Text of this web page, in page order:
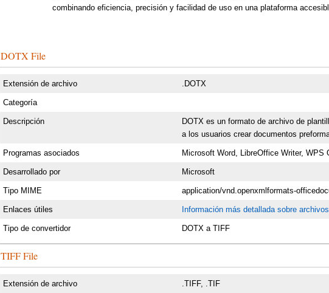
combinando eficiencia, precisión y facilidad de uso en una plataforma
DOTX File
Extensión de archivo .DOTX
Categoría
Descripción
DOTX es un formato de archivo de
a los usuarios crear documentos
Programas asociados Microsoft Word, LibreOffice Writer, WPS
Desarrollado por Microsoft
Tipo MIME application/vnd.openxmlformats-
Enlaces útiles Información más detallada sobre
Tipo de convertidor DOTX a TIFF
TIFF File
Extensión de archivo .TIFF, .TIF